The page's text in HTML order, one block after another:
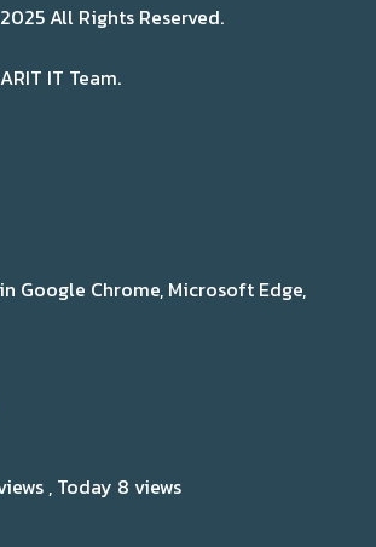
All Rights Reserved.
IT Team.
Google Chrome, Microsoft Edge,
, Today 8 views